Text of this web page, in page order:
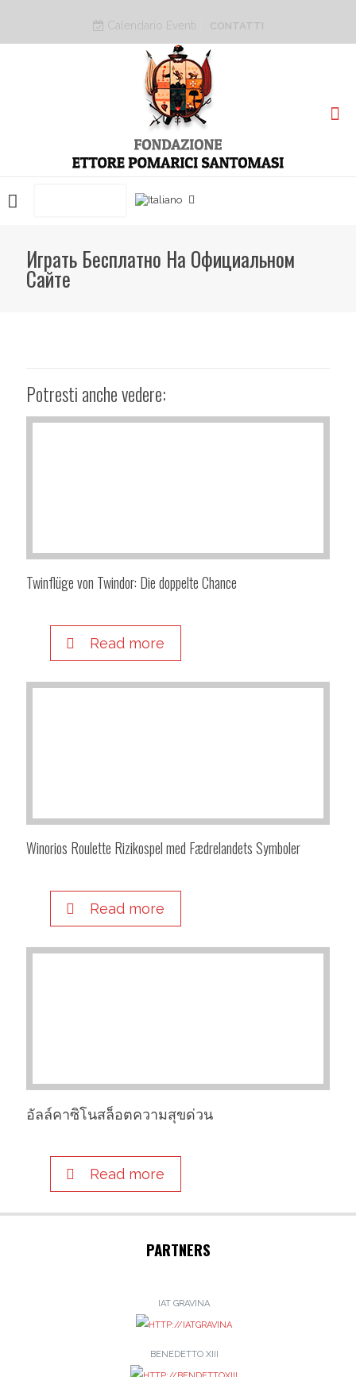
Calendario Eventi CONTATTI
Играть Бесплатно На Официальном
Сайте
Potresti anche vedere:
Twinflüge von Twindor: Die doppelte Chance
Read more
Winorios Roulette Rizikospel med Fædrelandets Symboler
Read more
อัลล์คาซิโนสล็อตความสุขด่วน
Read more
PARTNERS
IAT GRAVINA
BENEDETTO XIII